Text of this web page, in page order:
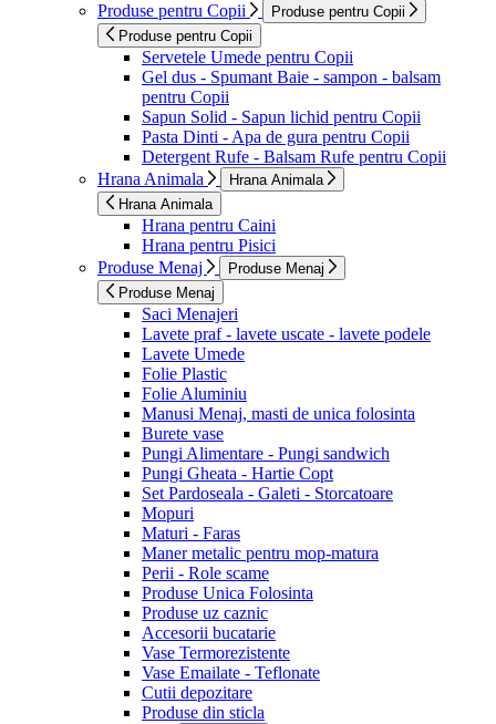
Produse pentru Copii
Produse pentru Copii
Produse pentru Copii
Servetele Umede pentru Copii
Gel dus - Spumant Baie - sampon - balsam
pentru Copii
Sapun Solid - Sapun lichid pentru Copii
Pasta Dinti - Apa de gura pentru Copii
Detergent Rufe - Balsam Rufe pentru Copii
Hrana Animala
Hrana Animala
Hrana Animala
Hrana pentru Caini
Hrana pentru Pisici
Produse Menaj
Produse Menaj
Produse Menaj
Saci Menajeri
Lavete praf - lavete uscate - lavete podele
Lavete Umede
Folie Plastic
Folie Aluminiu
Manusi Menaj, masti de unica folosinta
Burete vase
Pungi Alimentare - Pungi sandwich
Pungi Gheata - Hartie Copt
Set Pardoseala - Galeti - Storcatoare
Mopuri
Maturi - Faras
Maner metalic pentru mop-matura
Perii - Role scame
Produse Unica Folosinta
Produse uz caznic
Accesorii bucatarie
Vase Termorezistente
Vase Emailate - Teflonate
Cutii depozitare
Produse din sticla